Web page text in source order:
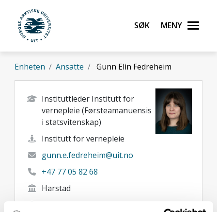
Gå til hovedinnhold
UiT Norges arktiske universitet
Søk Meny
Enheten Ansatte Gunn Elin Fedreheim
Instituttleder Institutt for
vernepleie (Førsteamanuensis
i statsvitenskap)
Institutt for vernepleie
gunn.e.fedreheim@uit.no
+47 77 05 82 68
Harstad